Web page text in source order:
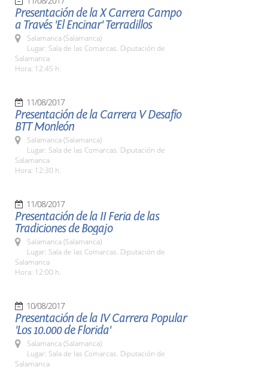
Presentación de la X Carrera Campo
a Través 'El Encinar' Terradillos
Salamanca (Salamanca)
Lugar: Sala de las Comarcas. Diputación de
Salamanca
Hora: 12:45 h.
11/08/2017
Presentación de la Carrera V Desafío
BTT Monleón
Salamanca (Salamanca)
Lugar: Sala de las Comarcas. Diputación de
Salamanca
Hora: 12:30 h.
11/08/2017
Presentación de la II Feria de las
Tradiciones de Bogajo
Salamanca (Salamanca)
Lugar: Sala de las Comarcas. Diputación de
Salamanca
Hora: 12:00 h.
10/08/2017
Presentación de la IV Carrera Popular
'Los 10.000 de Florida'
Salamanca (Salamanca)
Lugar: Sala de las Comarcas. Diputación de
Salamanca